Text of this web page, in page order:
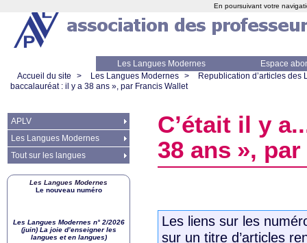
Les Langues Modernes
Espace
Accueil du site
> Les Langues Modernes >
Republication d’articles des
baccalauréat : il y a 38 ans », par Francis Wallet
C’était il y
38 ans »,
Les liens sur les
sur un titre d’articles
APLV
Les Langues Modernes
Tout sur les langues
Les Langues Modernes
Le nouveau numéro
Les Langues Modernes n° 2/2026
(juin) La joie d’enseigner les
langues et en langues)
En poursuivant votre